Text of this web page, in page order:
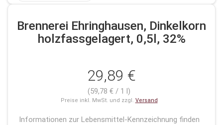
Brennerei Ehringhausen, Dinkelkorn
holzfassgelagert, 0,5l, 32%
29,89 €
(59,78 € / 1 l)
Preise inkl. MwSt. und zzgl. Versand
Informationen zur Lebensmittel-Kennzeichnung finden